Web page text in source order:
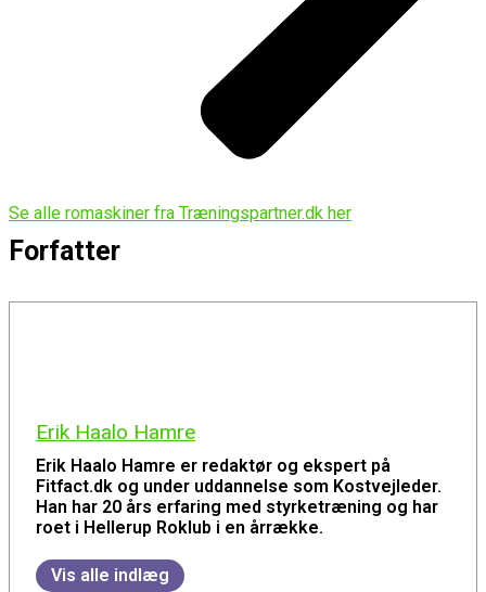
Se alle romaskiner fra Træningspartner.dk her
Forfatter
Erik Haalo Hamre
Erik Haalo Hamre er redaktør og ekspert på
Fitfact.dk og under uddannelse som Kostvejleder.
Han har 20 års erfaring med styrketræning og har
roet i Hellerup Roklub i en årrække.
Vis alle indlæg